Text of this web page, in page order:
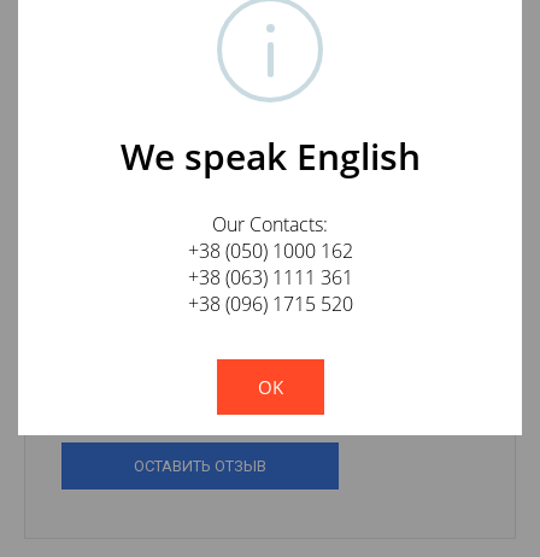
ОСТАВИТЬ ОТЗЫВ
We speak English
Our Contacts:
+38 (050) 1000 162
+38 (063) 1111 361
+38 (096) 1715 520
!
Not valid!
OK